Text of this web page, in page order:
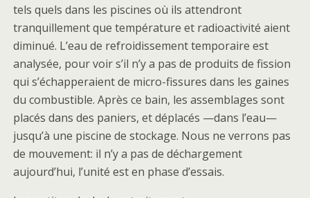
tels quels dans les piscines où ils attendront
tranquillement que température et radioactivité aient
diminué. L’eau de refroidissement temporaire est
analysée, pour voir s’il n’y a pas de produits de fission
qui s’échapperaient de micro-fissures dans les gaines
du combustible. Après ce bain, les assemblages sont
placés dans des paniers, et déplacés —dans l’eau—
jusqu’à une piscine de stockage. Nous ne verrons pas
de mouvement: il n’y a pas de déchargement
aujourd’hui, l’unité est en phase d’essais.